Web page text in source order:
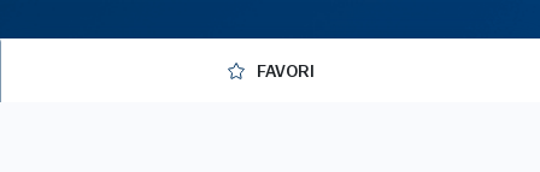
FAVORI
© 2026 ffgolf